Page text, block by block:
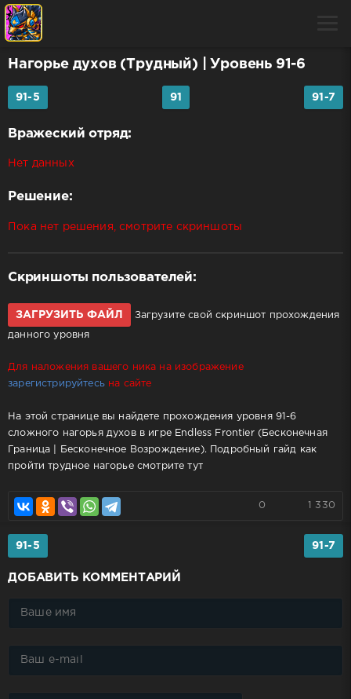
Нагорье духов (Трудный) | Уровень 91-6
91-5 91 91-7
Вражеский отряд:
Нет данных
Решение:
Пока нет решения, смотрите скриншоты
Скриншоты пользователей:
ЗАГРУЗИТЬ ФАЙЛ Загрузите свой скриншот прохождения
данного уровня
Для наложения вашего ника на изображение
зарегистрируйтесьна сайте
На этой странице вы найдете прохождения уровня 91-6
сложного нагорья духов в игре Endless Frontier (Бесконечная
Граница | Бесконечное Возрождение). Подробный гайд как
пройти трудное нагорье смотрите тут
0 1 330
91-5 91-7
ДОБАВИТЬ КОММЕНТАРИЙ